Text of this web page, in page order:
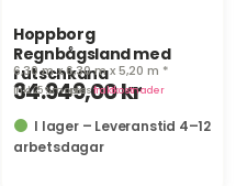
Hoppborg
Regnbågsland med
rutschkana
6,30 m x 6,30 m x 5,20 m *
34.949,00kr
inkl. 25 % moms
· plusfraktkostnader
I lager – Leveranstid 4–12
arbetsdagar